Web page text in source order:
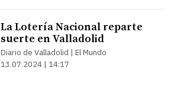
La Lotería Nacional reparte
suerte en Valladolid
Diario de Valladolid | El Mundo
13.07.2024 | 14:17